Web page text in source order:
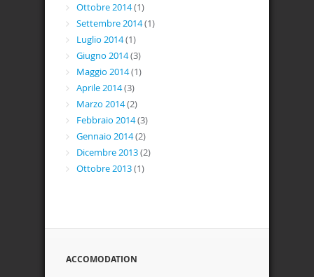
Ottobre 2014(1)
Settembre 2014(1)
Luglio 2014(1)
Giugno 2014(3)
Maggio 2014(1)
Aprile 2014(3)
Marzo 2014(2)
Febbraio 2014(3)
Gennaio 2014(2)
Dicembre 2013(2)
Ottobre 2013(1)
ACCOMODATION